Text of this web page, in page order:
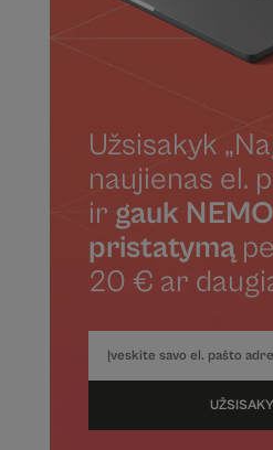
Užsisakyk
naujienas el.
ir gauk
pristatymą
20 € ar